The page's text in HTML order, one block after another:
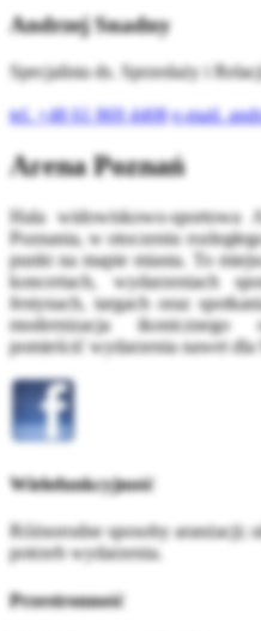
Andrzej Snadny
Specjalista ds. Sprzedaży i
tel.+48 61 869 4408 e-mail.
Arena Poznań
Hala widowiskowo-
Poznania, w otoczeniu
punkt na mapie miasta. To
koncertach, wydarzeniach
festynach, targach oraz
modernizacja
pomieścić wydarzenia nawet dla
Wielofunkcyjność
Różnorodne sposoby aranżacji;
potrzeb wydarzenia.
Przestronność